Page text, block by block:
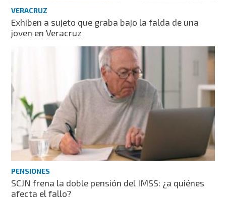
VERACRUZ
Exhiben a sujeto que graba bajo la falda de una
joven en Veracruz
PENSIONES
SCJN frena la doble pensión del IMSS: ¿a quiénes
afecta el fallo?